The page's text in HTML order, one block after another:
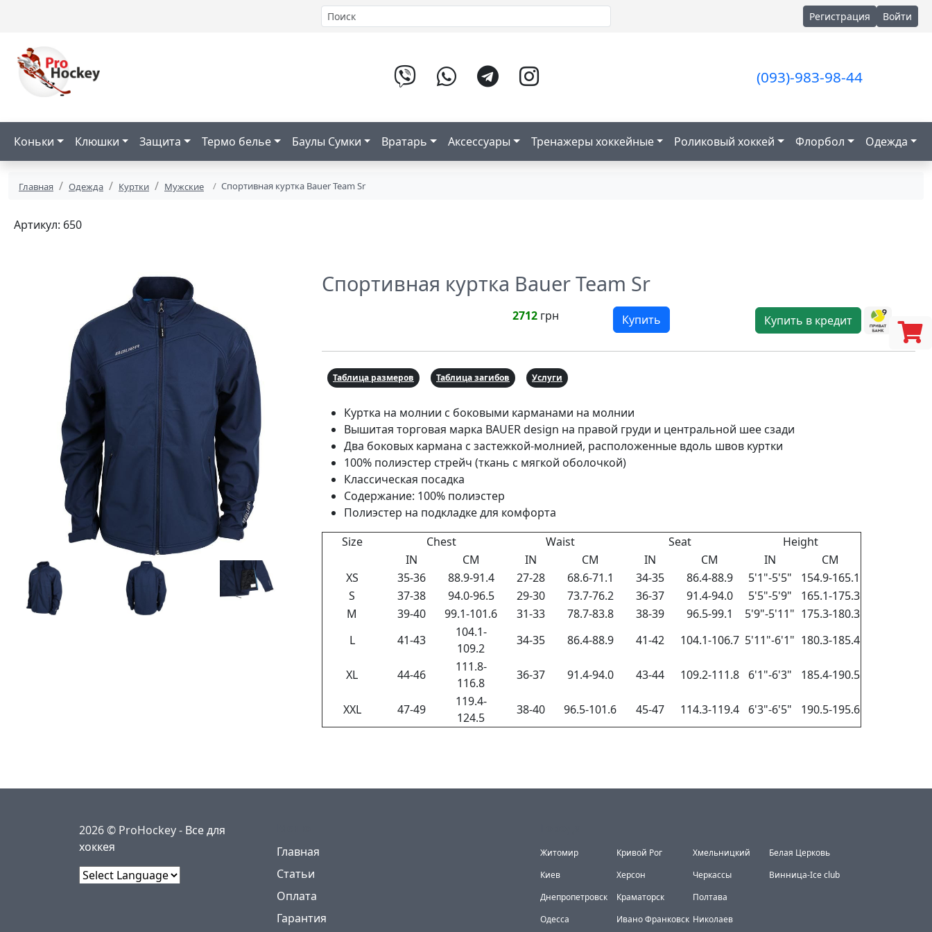
Регистрация Войти
(093)-983-98-44
Коньки Клюшки Защита Термо белье Баулы Сумки Вратарь Аксессуары Тренажеры хоккейные Роликовый хоккей Флорбол Одежда
Главная Одежда Куртки Мужские Спортивная куртка Bauer Team Sr
Артикул: 650
Спортивная куртка Bauer Team Sr
2712 грн Купить Купить в кредит
Таблица размеров Таблица загибов Услуги
Куртка на молнии с боковыми карманами на молнии
Вышитая торговая марка BAUER design на правой груди и центральной шее сзади
Два боковых кармана с застежкой-молнией, расположенные вдоль швов куртки
100% полиэстер стрейч (ткань с мягкой оболочкой)
Классическая посадка
Содержание: 100% полиэстер
Полиэстер на подкладке для комфорта
Size
Chest Waist Seat
Height
IN
CM IN CM IN CM IN
CM
XS
35-36 88.9-91.4 27-28 68.6-71.1 34-35 86.4-88.9 5'1"-5'5"
154.9-165.1
S
37-38 94.0-96.5 29-30 73.7-76.2 36-37 91.4-94.0 5'5"-5'9"
165.1-175.3
M
39-40 99.1-101.6 31-33 78.7-83.8 38-39 96.5-99.1 5'9"-5'11" 175.3-180.3
L
41-43
104.1-
109.2
34-35 86.4-88.9 41-42 104.1-106.7 5'11"-6'1" 180.3-185.4
XL 44-46
111.8-
116.8
36-37 91.4-94.0 43-44 109.2-111.8 6'1"-6'3" 185.4-190.5
XXL 47-49
119.4-
124.5
38-40 96.5-101.6 45-47 114.3-119.4 6'3"-6'5" 190.5-195.6
2026 © ProHockey - Все для
хоккея
Главная
Статьи
Оплата
Гарантия
Житомир
Киев
Днепропетровск
Одесса
Кривой Рог
Херсон
Краматорск
Ивано Франковск
Хмельницкий
Черкассы
Полтава
Николаев
Белая Церковь
Винница-Ice club